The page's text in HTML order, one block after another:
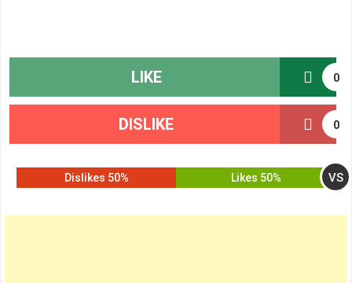
0
LIKE
0
DISLIKE
50% Likes VS
50% Dislikes